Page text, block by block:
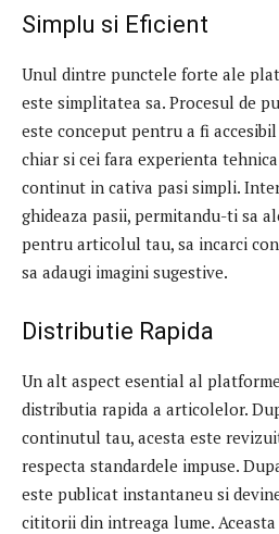
Simplu si Eficient
Unul dintre punctele forte ale
este simplitatea sa. Procesul de
este conceput pentru a fi
chiar si cei fara experienta
continut in cativa pasi simpli.
ghideaza pasii, permitandu-ti sa
pentru articolul tau, sa incarci
sa adaugi imagini sugestive.
Distributie Rapida
Un alt aspect esential al
distributia rapida a articolelor.
continutul tau, acesta este
respecta standardele impuse.
este publicat instantaneu si
cititorii din intreaga lume.